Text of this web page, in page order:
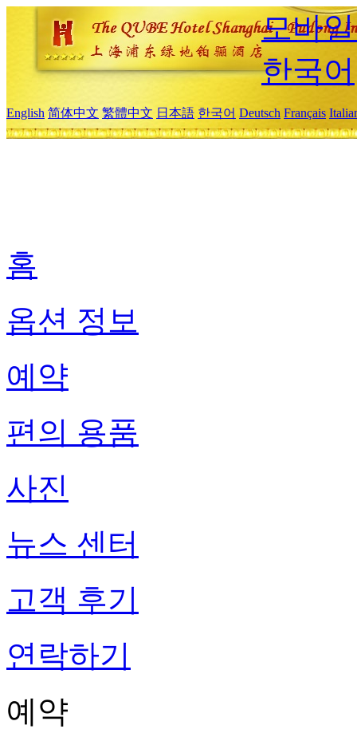
모바
한국어
English 简体中文 繁體中文 日本語 한국어 Deutsch Français
홈
옵션 정보
예약
편의 용품
사진
뉴스 센터
고객 후기
연락하기
예약